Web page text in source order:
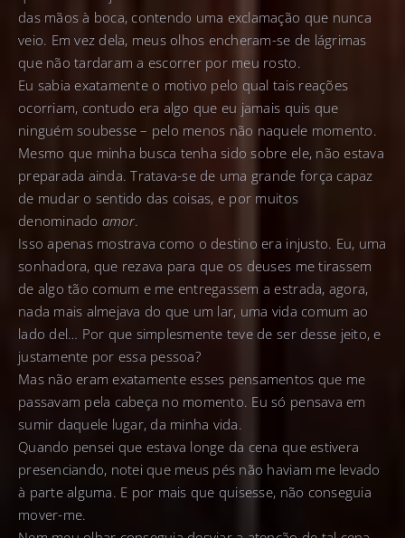
das mãos à boca, contendo uma exclamação que nunca
veio. Em vez dela, meus olhos encheram-se de lágrimas
que não tardaram a escorrer por meu rosto.
Eu sabia exatamente o motivo pelo qual tais reações
ocorriam, contudo era algo que eu jamais quis que
ninguém soubesse – pelo menos não naquele momento.
Mesmo que minha busca tenha sido sobre ele, não estava
preparada ainda. Tratava-se de uma grande força capaz
de mudar o sentido das coisas, e por muitos
denominado amor.
Isso apenas mostrava como o destino era injusto. Eu, uma
sonhadora, que rezava para que os deuses me tirassem
de algo tão comum e me entregassem a estrada, agora,
nada mais almejava do que um lar, uma vida comum ao
lado del… Por que simplesmente teve de ser desse jeito, e
justamente por essa pessoa?
Mas não eram exatamente esses pensamentos que me
passavam pela cabeça no momento. Eu só pensava em
sumir daquele lugar, da minha vida.
Quando pensei que estava longe da cena que estivera
presenciando, notei que meus pés não haviam me levado
à parte alguma. E por mais que quisesse, não conseguia
mover-me.